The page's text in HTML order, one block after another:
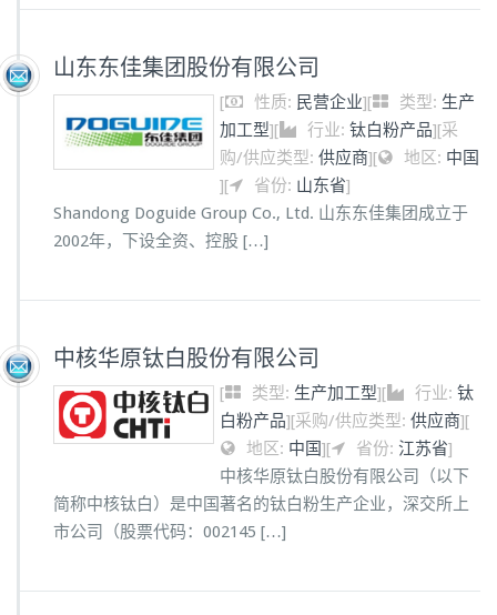
山东东佳集团股份有限公司
[ 性质: 民营企业][ 类型: 生产
加工型][ 行业: 钛白粉产品][采
购/供应类型: 供应商][ 地区: 中国
][ 省份: 山东省]
Shandong Doguide Group Co., Ltd. 山东东佳集团成立于
2002年，下设全资、控股 […]
中核华原钛白股份有限公司
[ 类型: 生产加工型][ 行业: 钛
白粉产品][采购/供应类型: 供应商][
地区: 中国][ 省份: 江苏省]
中核华原钛白股份有限公司（以下
简称中核钛白）是中国著名的钛白粉生产企业，深交所上
市公司（股票代码：002145 […]